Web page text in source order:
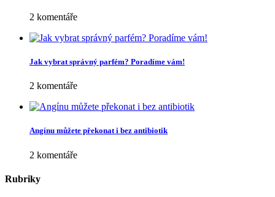
2 komentáře
Jak vybrat správný parfém? Poradíme vám!
2 komentáře
Angínu můžete překonat i bez antibiotik
2 komentáře
Rubriky